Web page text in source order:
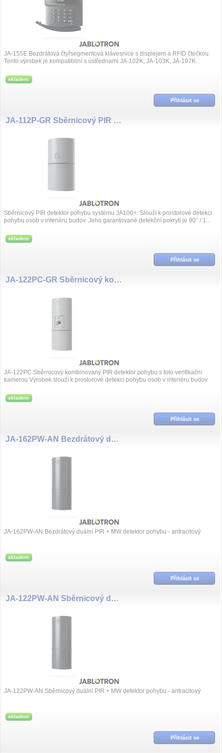
JA-155E Bezdrátová čtyřsegmentová klávesnice s displejem a RFID čtečkou.
Tento výrobek je kompatibilní s ústřednami JA-102K, JA-103K, JA-107K.
skladem
Přihlásit se
JA-112P-GR Sběrnicový PIR detektor pohybu - šedý
Sběrnicový PIR detektor pohybu systému JA100+. Slouží k prostorové detekci
pohybu osob v interiéru budov. Jeho garantované detekční pokrytí je 90° / 1...
skladem
Přihlásit se
JA-122PC-GR Sběrnicový kombinovaný PIR detektor pohybu s foto verifikační kamerou
JA-122PC Sběrnicový kombinovaný PIR detektor pohybu s foto verifikační
kamerou Výrobek slouží k prostorové detekci pohybu osob v interiéru budov
skladem
Přihlásit se
JA-162PW-AN Bezdrátový duální PIR + MW detektor pohybu - antracitový
JA-162PW-AN Bezdrátový duální PIR + MW detektor pohybu - antracitový
skladem
Přihlásit se
JA-122PW-AN Sběrnicový duální PIR + MW detektor pohybu - antracitový
JA-122PW-AN Sběrnicový duální PIR + MW detektor pohybu - antracitový
skladem
Přihlásit se